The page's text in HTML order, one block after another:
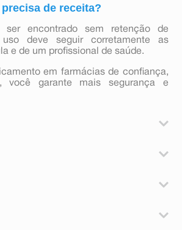
de receita?
ser encontrado sem retenção de
deve seguir corretamente as
e de um profissional de saúde.
em farmácias de confiança,
, você garante mais segurança e
poeira, vento, calor, fumaça, gases
com alergia ou intolerância aos
olho);